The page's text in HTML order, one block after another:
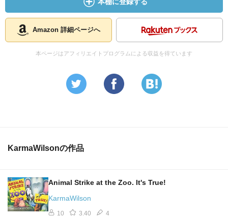
Amazon 詳細ページへ
本ページはアフィリエイトプログラムによる収益を得ています
KarmaWilsonの作品
Animal Strike at the Zoo. It's True!
KarmaWilson
10 3.40 4